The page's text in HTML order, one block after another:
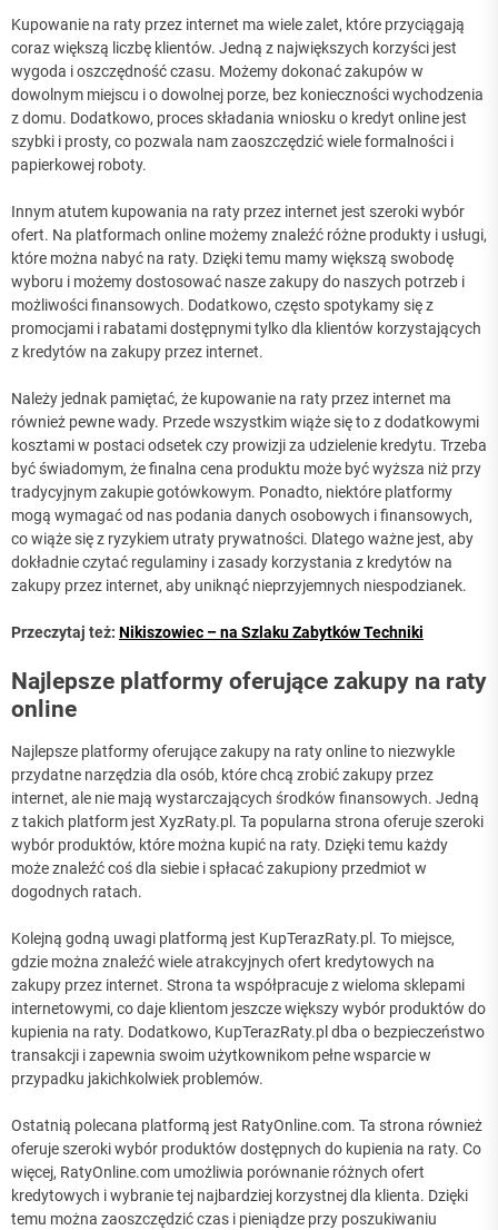
Kupowanie na raty przez internet ma wiele zalet, które przyciągają
coraz większą liczbę klientów. Jedną z największych korzyści jest
wygoda i oszczędność czasu. Możemy dokonać zakupów w
dowolnym miejscu i o dowolnej porze, bez konieczności wychodzenia
z domu. Dodatkowo, proces składania wniosku o kredyt online jest
szybki i prosty, co pozwala nam zaoszczędzić wiele formalności i
papierkowej roboty.
Innym atutem kupowania na raty przez internet jest szeroki wybór
ofert. Na platformach online możemy znaleźć różne produkty i usługi,
które można nabyć na raty. Dzięki temu mamy większą swobodę
wyboru i możemy dostosować nasze zakupy do naszych potrzeb i
możliwości finansowych. Dodatkowo, często spotykamy się z
promocjami i rabatami dostępnymi tylko dla klientów korzystających
z kredytów na zakupy przez internet.
Należy jednak pamiętać, że kupowanie na raty przez internet ma
również pewne wady. Przede wszystkim wiąże się to z dodatkowymi
kosztami w postaci odsetek czy prowizji za udzielenie kredytu. Trzeba
być świadomym, że finalna cena produktu może być wyższa niż przy
tradycyjnym zakupie gotówkowym. Ponadto, niektóre platformy
mogą wymagać od nas podania danych osobowych i finansowych,
co wiąże się z ryzykiem utraty prywatności. Dlatego ważne jest, aby
dokładnie czytać regulaminy i zasady korzystania z kredytów na
zakupy przez internet, aby uniknąć nieprzyjemnych niespodzianek.
Przeczytaj też: Nikiszowiec – na Szlaku Zabytków Techniki
Najlepsze platformy oferujące zakupy na raty
online
Najlepsze platformy oferujące zakupy na raty online to niezwykle
przydatne narzędzia dla osób, które chcą zrobić zakupy przez
internet, ale nie mają wystarczających środków finansowych. Jedną
z takich platform jest XyzRaty.pl. Ta popularna strona oferuje szeroki
wybór produktów, które można kupić na raty. Dzięki temu każdy
może znaleźć coś dla siebie i spłacać zakupiony przedmiot w
dogodnych ratach.
Kolejną godną uwagi platformą jest KupTerazRaty.pl. To miejsce,
gdzie można znaleźć wiele atrakcyjnych ofert kredytowych na
zakupy przez internet. Strona ta współpracuje z wieloma sklepami
internetowymi, co daje klientom jeszcze większy wybór produktów do
kupienia na raty. Dodatkowo, KupTerazRaty.pl dba o bezpieczeństwo
transakcji i zapewnia swoim użytkownikom pełne wsparcie w
przypadku jakichkolwiek problemów.
Ostatnią polecana platformą jest RatyOnline.com. Ta strona również
oferuje szeroki wybór produktów dostępnych do kupienia na raty. Co
więcej, RatyOnline.com umożliwia porównanie różnych ofert
kredytowych i wybranie tej najbardziej korzystnej dla klienta. Dzięki
temu można zaoszczędzić czas i pieniądze przy poszukiwaniu